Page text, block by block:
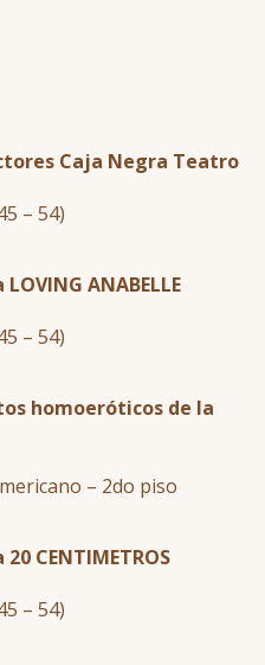
Caja Negra Teatro
– 54)
ANABELLE
– 54)
homoeróticos de la
– 2do piso
CENTIMETROS
– 54)